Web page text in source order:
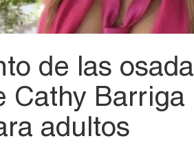
de las
Cathy Barriga
adultos